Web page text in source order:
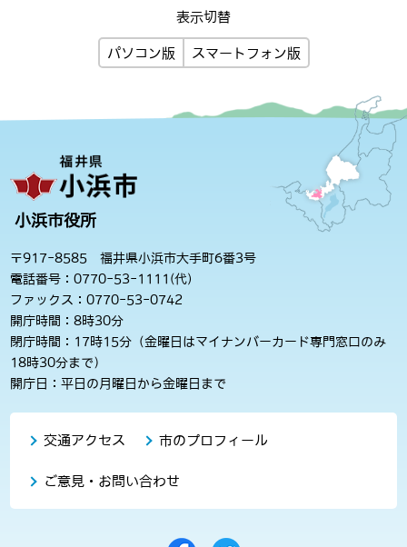
表示切替
パソコン版 スマートフォン版
小浜市役所
〒917-8585 福井県小浜市大手町6番3号
電話番号：0770-53-1111(代)
ファックス：0770-53-0742
開庁時間：8時30分
閉庁時間：17時15分（金曜日はマイナンバーカード専門窓口のみ
18時30分まで）
開庁日：平日の月曜日から金曜日まで
交通アクセス 市のプロフィール
ご意見・お問い合わせ